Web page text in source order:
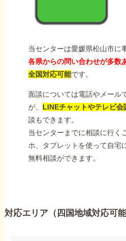
当センターは愛媛県松山市に
各県からの問い合わせが多数
全国対応可能です。
面談については電話やメール
が、 LINEチャットやテレビ会
談もできます。
当センターまでに相談に行く
ホ、タブレットを使って自宅
無料相談ができます。
対応エリア（四国地域対応可能